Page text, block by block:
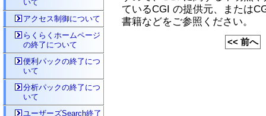
ているCGI の提供元、または
書籍などをご参照ください。
<< 前へ
いて
アクセス制御について
らくらくホームページ
の終了について
便利パックの終了につ
いて
分析パックの終了につ
いて
ユーザーズSearch終了